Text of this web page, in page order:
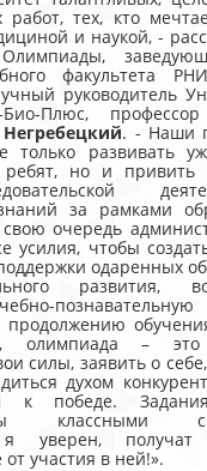
работ, тех, кто
и наукой, -
Олимпиады,
факультета
руководитель
Плюс,
. - Наши
только развивать
ребят, но и
за рамками
очередь
усилия, чтобы
одаренных
развития,
познавательную
продолжению
олимпиада – это
силы, заявить о
духом
к победе.
классными
уверен, получат
от участия в ней!».